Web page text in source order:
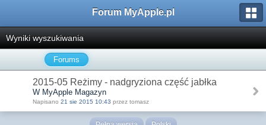
Forum MyApple.pl
Wyniki wyszukiwania
Forums
2015-05 Reżimy - nadgryziona część jabłka
W MyApple Magazyn
Napisano 21 sie 2015 10:43 przez tomasz